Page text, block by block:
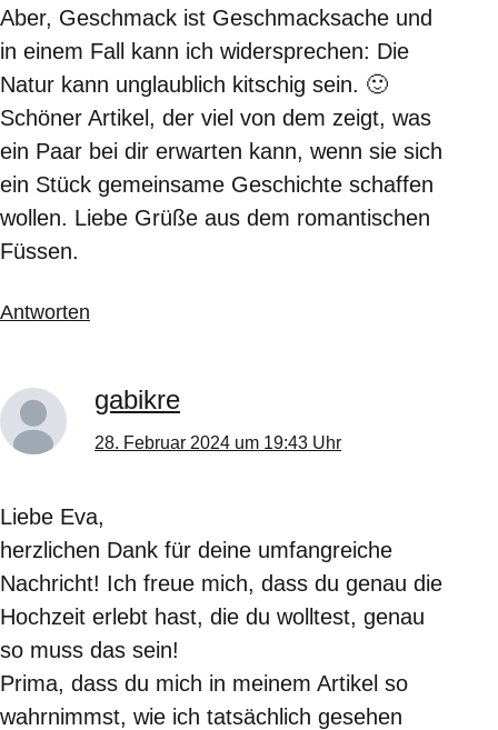
Aber, Geschmack ist Geschmacksache und
in einem Fall kann ich widersprechen: Die
Natur kann unglaublich kitschig sein. 🙂
Schöner Artikel, der viel von dem zeigt, was
ein Paar bei dir erwarten kann, wenn sie sich
ein Stück gemeinsame Geschichte schaffen
wollen. Liebe Grüße aus dem romantischen
Füssen.
Antworten
gabikre
28. Februar 2024 um 19:43 Uhr
Liebe Eva,
herzlichen Dank für deine umfangreiche
Nachricht! Ich freue mich, dass du genau die
Hochzeit erlebt hast, die du wolltest, genau
so muss das sein!
Prima, dass du mich in meinem Artikel so
wahrnimmst, wie ich tatsächlich gesehen